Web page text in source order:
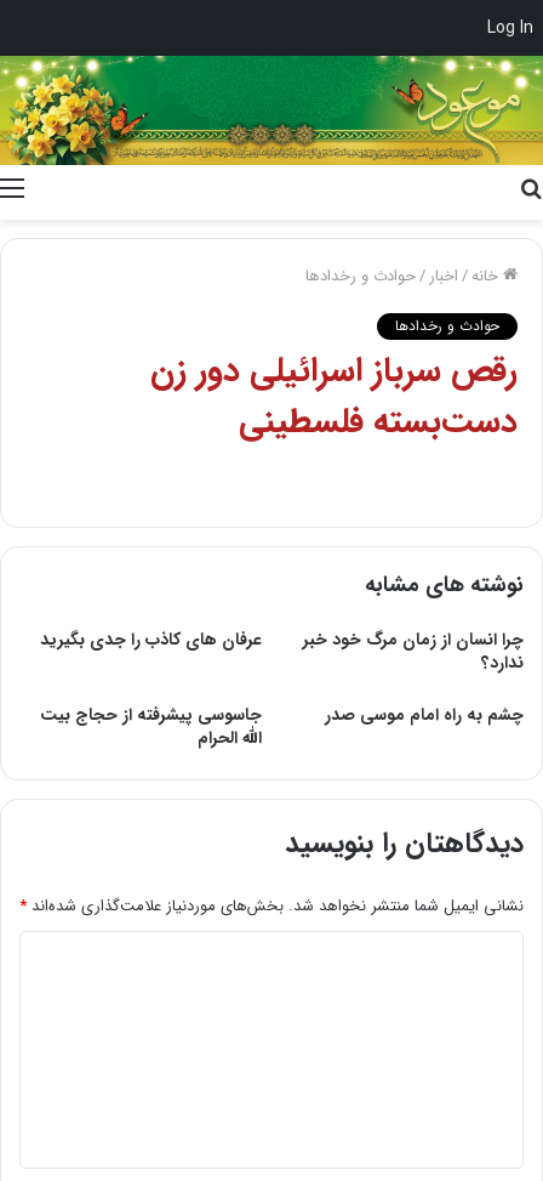
Log In
خانه/اخبار /حوادث و رخدادها
حوادث و رخدادها
رقص سرباز اسرائیلی دور زن
دست‌بسته فلسطینی
نوشته های مشابه
چرا انسان از زمان مرگ خود خبر
ندارد؟
عرفان های کاذب را جدی بگیرید
چشم به راه امام موسی صدر
جاسوسی پیشرفته از حجاج بیت
الله الحرام
دیدگاهتان را بنویسید
نشانی ایمیل شما منتشر نخواهد شد. بخش‌های موردنیاز علامت‌گذاری شده‌اند *
*